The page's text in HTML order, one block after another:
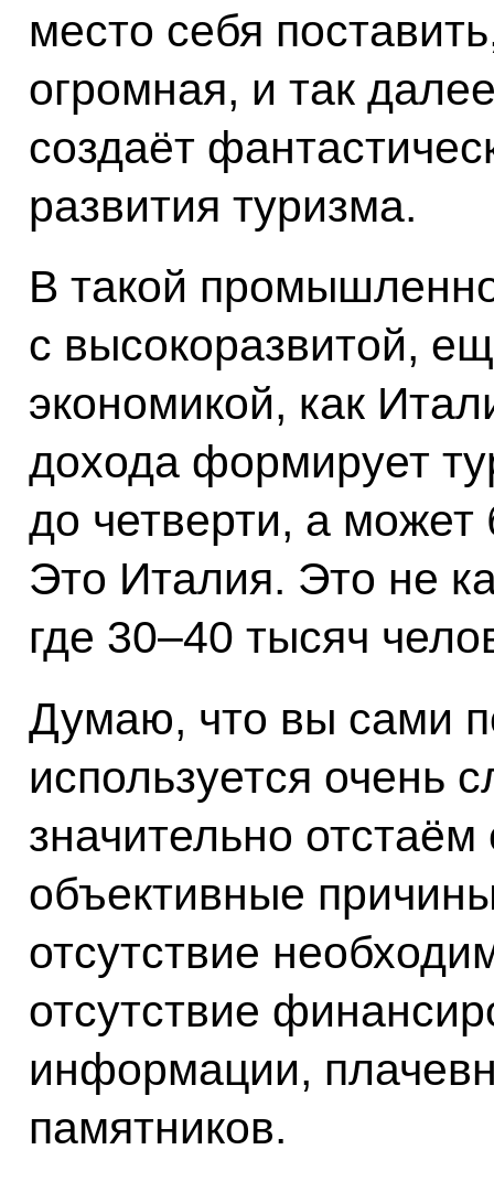
место себя
огромная, и так
создаёт
развития туризма.
В такой
с высокоразвитой,
экономикой, как
дохода формирует
до четверти, а
Это Италия. Это не
где 30–40 тысяч
Думаю, что вы сами
используется очень
значительно
объективные
отсутствие
отсутствие
информации,
памятников.